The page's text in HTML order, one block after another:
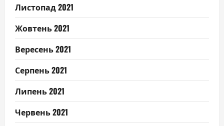
Листопад 2021
Жовтень 2021
Вересень 2021
Серпень 2021
Липень 2021
Червень 2021